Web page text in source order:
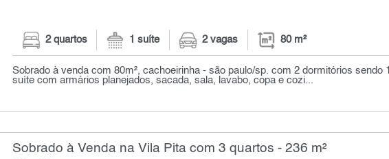
2 quartos 1 suíte 2 vagas 80 m²
Sobrado à venda com 80m², cachoeirinha - são paulo/sp. com 2 dormitórios sendo 1
suíte com armários planejados, sacada, sala, lavabo, copa e cozi...
Sobrado à Venda na Vila Pita com 3 quartos - 236 m²